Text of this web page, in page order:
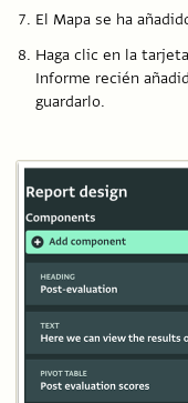
El Mapa se ha
Haga clic en la
Informe recién
guardarlo.